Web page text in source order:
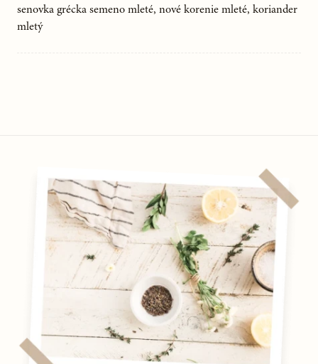
senovka grécka semeno mleté, nové korenie mleté, koriander
mletý